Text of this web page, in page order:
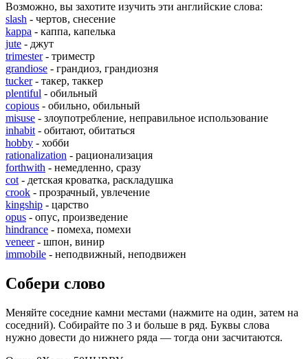
Возможно, вы захотите изучить эти английские слова:
slash - чертов, снесение
kappa - каппа, капелька
jute - джут
trimester- триместр
grandiose - грандиоз, грандиозня
tucker- такер, таккер
plentiful - обильный
copious - обильно, обильный
misuse - злоупотребление, неправильное использование
inhabit - обитают, обитаться
hobby - хобби
rationalization - рационализация
forthwith - немедленно, сразу
cot - детская кроватка, раскладушка
crook - прозрачный, увлечение
kingship - царство
opus - опус, произведение
hindrance - помеха, помехи
veneer- шпон, винир
immobile - неподвижный, неподвижен
Собери слово
Меняйте соседние камни местами (нажмите на один, затем на
соседний). Собирайте по 3 и больше в ряд. Буквы слова
нужно довести до нижнего ряда — тогда они засчитаются.